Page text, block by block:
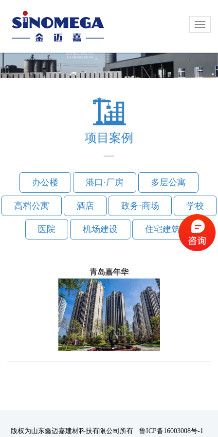
Toggle
Toggle
项目案例
办公楼 港口·厂房 多层公寓
高档公寓 酒店 政务·商场 学校
医院 机场建设 住宅建筑
青岛嘉年华
版权为山东鑫迈嘉建材科技有限公司所有 鲁ICP备16003008号-1